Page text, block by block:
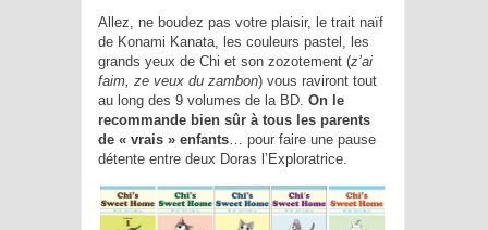
Allez, ne boudez pas votre plaisir, le trait naïf
de Konami Kanata, les couleurs pastel, les
grands yeux de Chi et son zozotement (z’ai
faim, ze veux du zambon) vous raviront tout
au long des 9 volumes de la BD. On le
recommande bien sûr à tous les parents
de « vrais » enfants … pour faire une pause
détente entre deux Doras l’Exploratrice.